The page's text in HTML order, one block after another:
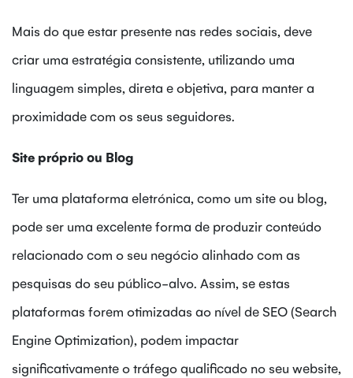
Mais do que estar presente nas redes sociais, deve
criar uma estratégia consistente, utilizando uma
linguagem simples, direta e objetiva, para manter a
proximidade com os seus seguidores.
Site próprio ou Blog
Ter uma plataforma eletrónica, como um site ou blog,
pode ser uma excelente forma de produzir conteúdo
relacionado com o seu negócio alinhado com as
pesquisas do seu público-alvo. Assim, se estas
plataformas forem otimizadas ao nível de SEO (Search
Engine Optimization), podem impactar
significativamente o tráfego qualificado no seu website,